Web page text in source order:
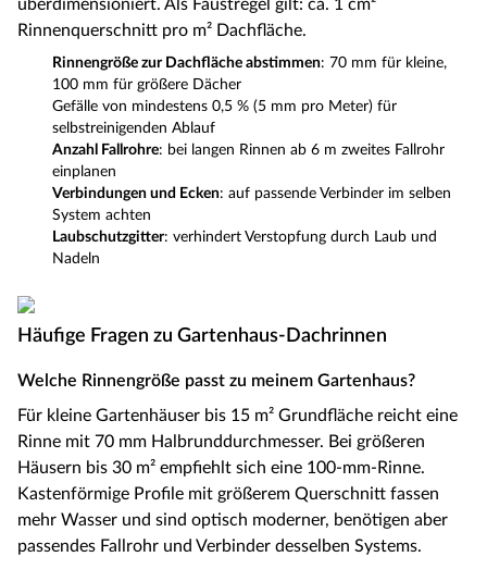
überdimensioniert. Als Faustregel gilt: ca. 1 cm²
Rinnenquerschnitt pro m² Dachfläche.
Rinnengröße zur Dachfläche abstimmen: 70 mm für kleine,
100 mm für größere Dächer
Gefälle von mindestens 0,5 % (5 mm pro Meter) für
selbstreinigenden Ablauf
Anzahl Fallrohre: bei langen Rinnen ab 6 m zweites Fallrohr
einplanen
Verbindungen und Ecken: auf passende Verbinder im selben
System achten
Laubschutzgitter: verhindert Verstopfung durch Laub und
Nadeln
Häufige Fragen zu Gartenhaus-Dachrinnen
Welche Rinnengröße passt zu meinem Gartenhaus?
Für kleine Gartenhäuser bis 15 m² Grundfläche reicht eine
Rinne mit 70 mm Halbrunddurchmesser. Bei größeren
Häusern bis 30 m² empfiehlt sich eine 100-mm-Rinne.
Kastenförmige Profile mit größerem Querschnitt fassen
mehr Wasser und sind optisch moderner, benötigen aber
passendes Fallrohr und Verbinder desselben Systems.